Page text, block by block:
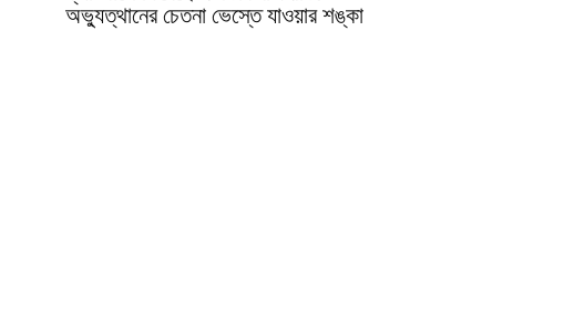
অভ্যুত্থানের চেতনা ভেস্তে যাওয়ার শঙ্কা